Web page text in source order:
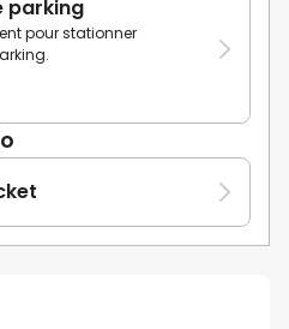
parking
pour stationner